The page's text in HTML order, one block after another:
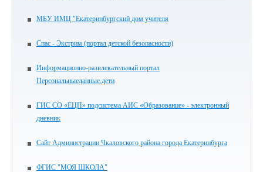
МБУ ИМЦ "Екатеринбургский дом учителя
Спас - Экстрим (портал детской безопасности)
Информационно-развлекательный портал
Персональныеданные.дети
ГИС СО «ЕЦП» подсистема АИС «Образование» - электронный
дневник
Сайт Администрации Чкаловского района города Екатеринбурга
ФГИС "МОЯ ШКОЛА"